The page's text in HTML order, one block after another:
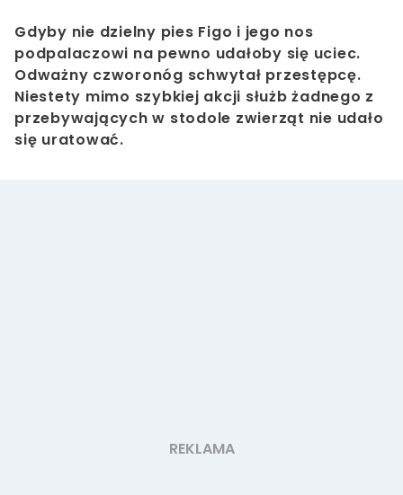
Gdyby nie dzielny pies Figo i jego nos
podpalaczowi na pewno udałoby się uciec.
Odważny czworonóg schwytał przestępcę.
Niestety mimo szybkiej akcji służb żadnego z
przebywających w stodole zwierząt nie udało
się uratować.